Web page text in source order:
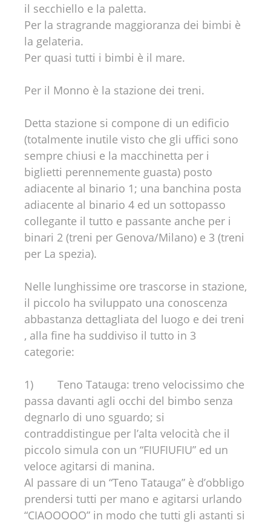
il secchiello e la paletta.
Per la stragrande maggioranza dei bimbi è
la gelateria.
Per quasi tutti i bimbi è il mare.
Per il Monno è la stazione dei treni.
Detta stazione si compone di un edificio
(totalmente inutile visto che gli uffici sono
sempre chiusi e la macchinetta per i
biglietti perennemente guasta) posto
adiacente al binario 1; una banchina posta
adiacente al binario 4 ed un sottopasso
collegante il tutto e passante anche per i
binari 2 (treni per Genova/Milano) e 3 (treni
per La spezia).
Nelle lunghissime ore trascorse in stazione,
il piccolo ha sviluppato una conoscenza
abbastanza dettagliata del luogo e dei treni
, alla fine ha suddiviso il tutto in 3
categorie:
1) Teno Tatauga: treno velocissimo che
passa davanti agli occhi del bimbo senza
degnarlo di uno sguardo; si
contraddistingue per l’alta velocità che il
piccolo simula con un “FIUFIUFIU” ed un
veloce agitarsi di manina.
Al passare di un “Teno Tatauga” è d’obbligo
prendersi tutti per mano e agitarsi urlando
“CIAOOOOO” in modo che tutti gli astanti si